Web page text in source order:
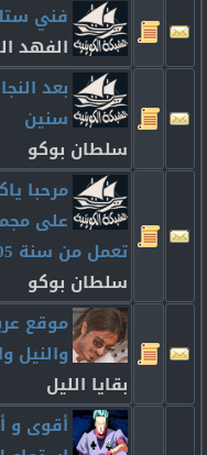
فني
الفهد
بعد
سنين
سلطان بوكو
مرحبا
على
تعمل من سنة 2005
سلطان بوكو
موقع
والنيل
بقايا الليل
أقوى و